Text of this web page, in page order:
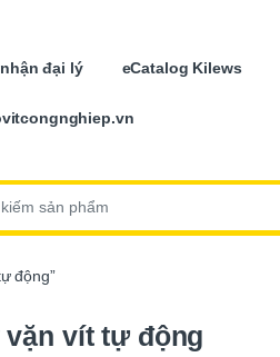
đại lý eCatalog Kilews
động”
vặn vít tự động